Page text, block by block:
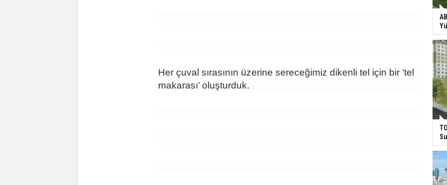
Her çuval sırasının üzerine sereceğimiz dikenli tel için bir ‘tel
makarası’ oluşturduk.